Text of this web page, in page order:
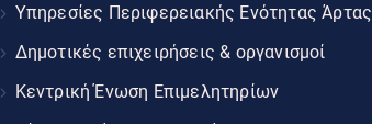
Υπηρεσίες Περιφερειακής Ενότητας Άρτας
Δημοτικές επιχειρήσεις & οργανισμοί
Κεντρική Ένωση Επιμελητηρίων